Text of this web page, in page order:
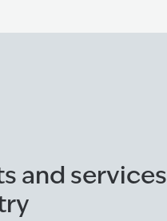
and services